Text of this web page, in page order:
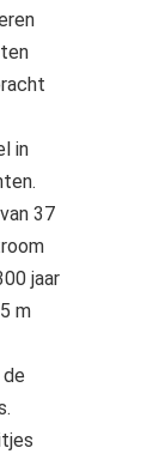
in
37
jaar
m